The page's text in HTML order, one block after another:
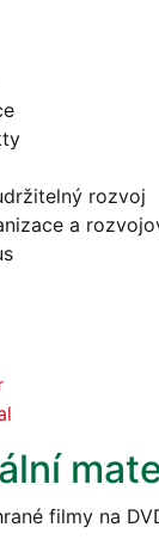
rozvoj
a
filmy na